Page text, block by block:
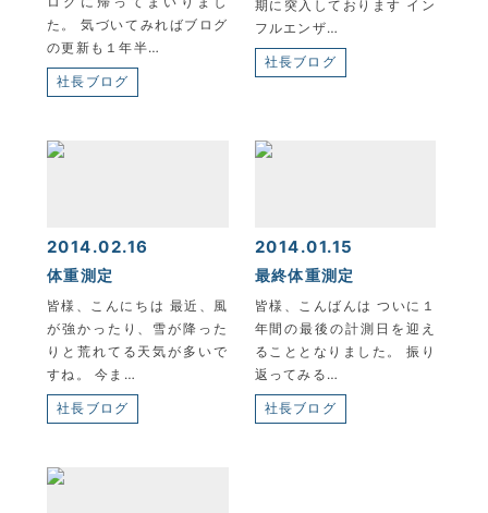
た。 気づいてみればブログ
の更新も１年半…
社長ブログ
期に突入しております イン
フルエンザ…
社長ブログ
2014.02.16
体重測定
皆様、こんにちは 最近、風
が強かったり、雪が降った
りと荒れてる天気が多いで
すね。 今ま…
社長ブログ
2014.01.15
最終体重測定
皆様、こんばんは ついに１
年間の最後の計測日を迎え
ることとなりました。 振り
返ってみる…
社長ブログ